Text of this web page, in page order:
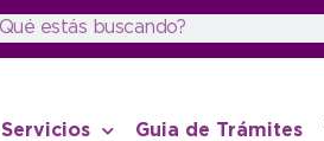
Servicios Guia de Trámites